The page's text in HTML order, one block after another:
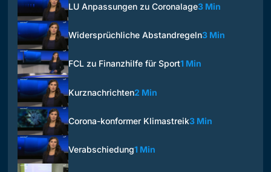
LU Anpassungen zu Coronalage3 Min
Widersprüchliche Abstandregeln3 Min
FCL zu Finanzhilfe für Sport1 Min
Kurznachrichten2 Min
Corona-konformer Klimastreik3 Min
Verabschiedung1 Min